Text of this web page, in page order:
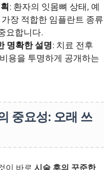
: 환자의 잇몸뼈 상태, 예
장 적합한 임플란트 종류
요합니다.
명확한 설명: 치료 전후
용을 투명하게 공개하는
중요성: 오래 쓰
이 바로 시술 후의 꾸준한